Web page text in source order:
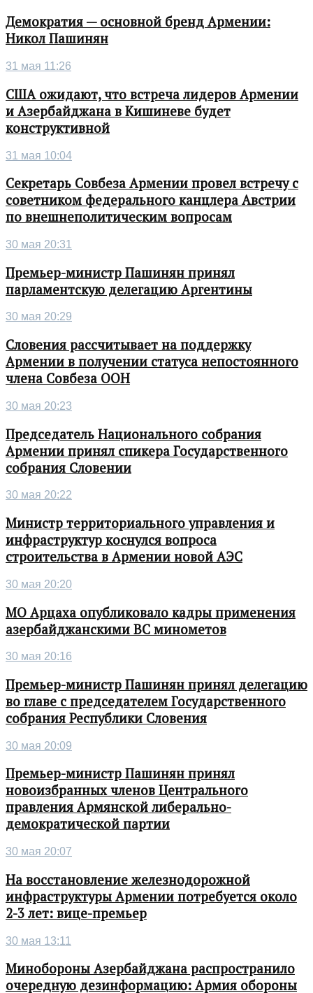
Демократия — основной бренд Армении:
Никол Пашинян
31 мая 11:26
США ожидают, что встреча лидеров Армении
и Азербайджана в Кишиневе будет
конструктивной
31 мая 10:04
Секретарь Совбеза Армении провел встречу с
советником федерального канцлера Австрии
по внешнеполитическим вопросам
30 мая 20:31
Премьер-министр Пашинян принял
парламентскую делегацию Аргентины
30 мая 20:29
Словения рассчитывает на поддержку
Армении в получении статуса непостоянного
члена Совбеза ООН
30 мая 20:23
Председатель Национального собрания
Армении принял спикера Государственного
собрания Словении
30 мая 20:22
Министр территориального управления и
инфраструктур коснулся вопроса
строительства в Армении новой АЭС
30 мая 20:20
МО Арцаха опубликовало кадры применения
азербайджанскими ВС минометов
30 мая 20:16
Премьер-министр Пашинян принял делегацию
во главе с председателем Государственного
собрания Республики Словения
30 мая 20:09
Премьер-министр Пашинян принял
новоизбранных членов Центрального
правления Армянской либерально-
демократической партии
30 мая 20:07
На восстановление железнодорожной
инфраструктуры Армении потребуется около
2-3 лет: вице-премьер
30 мая 13:11
Минобороны Азербайджана распространило
очередную дезинформацию: Армия обороны